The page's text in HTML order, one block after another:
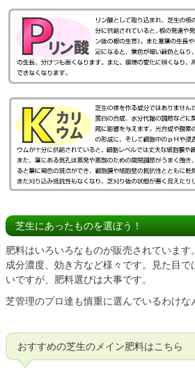
芝生にあったものを選ぼう！
肥料はいろいろなものが販売されています
成分濃度、効き方など様々です。見た目で
いですが、肥料選びは大事です。
芝管理のプロ達も慎重に選んでいるわけな
おすすめの芝生のメイン肥料はこちら